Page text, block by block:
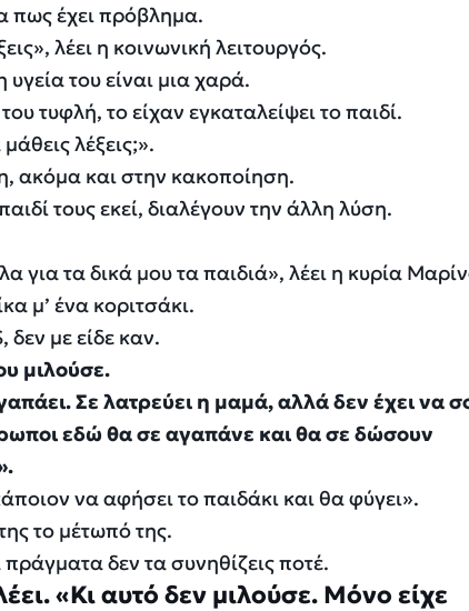
πως έχει πρόβλημα.
λέει η κοινωνική λειτουργός.
υγεία του είναι μια χαρά.
τυφλή, το είχαν εγκαταλείψει το παιδί.
λέξεις;».
ακόμα και στην κακοποίηση.
τους εκεί, διαλέγουν την άλλη λύση.
για τα δικά μου τα παιδιά», λέει η κυρία
μ’ ένα κοριτσάκι.
δεν με είδε καν.
μιλούσε.
Σε λατρεύει η μαμά, αλλά δεν έχει να
εδώ θα σε αγαπάνε και θα σε δώσουν
να αφήσει το παιδάκι και θα φύγει».
το μέτωπό της.
δεν τα συνηθίζεις ποτέ.
«Κι αυτό δεν μιλούσε. Μόνο είχε